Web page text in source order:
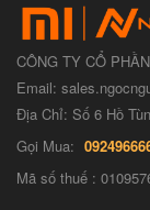
CÔNG TY CỔ
Email:
Địa Chỉ: Số 6 Hồ
Gọi Mua:
Mã số thuế :